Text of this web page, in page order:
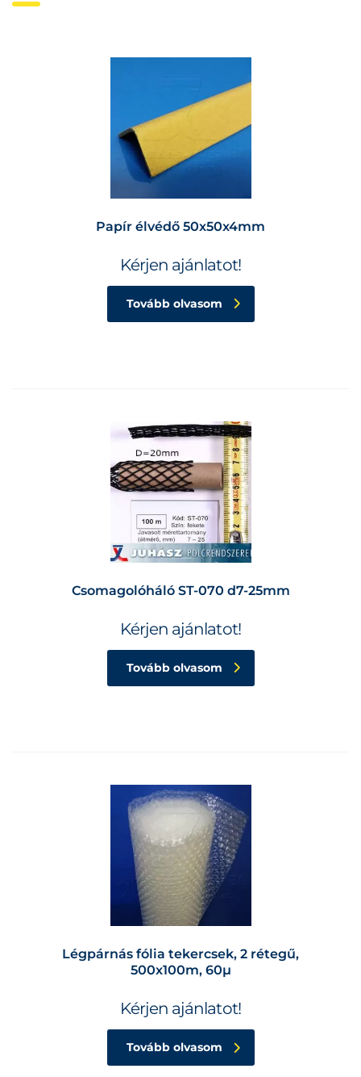
Papír élvédő 50x50x4mm
Kérjen ajánlatot!
Tovább olvasom
Csomagolóháló ST-070 d7-25mm
Kérjen ajánlatot!
Tovább olvasom
Légpárnás fólia tekercsek, 2 rétegű,
500x100m, 60µ
Kérjen ajánlatot!
Tovább olvasom